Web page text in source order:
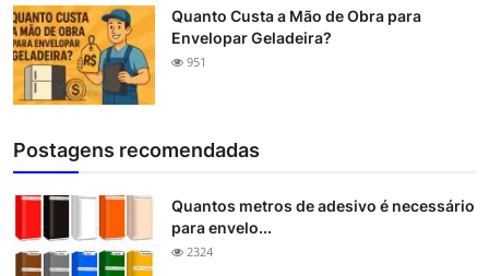
Quanto Custa a Mão de Obra para
Envelopar Geladeira?
951
Postagens recomendadas
Quantos metros de adesivo é necessário
para envelo...
2324